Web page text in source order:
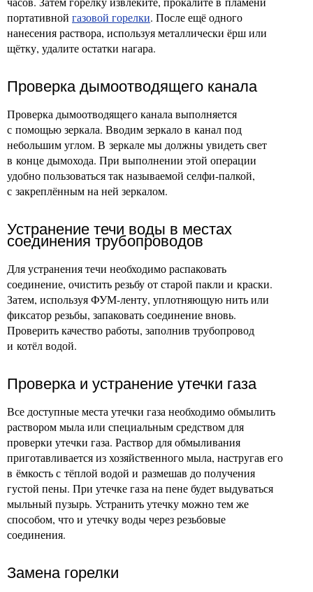
портативной газовой горелки. После ещё одного
нанесения раствора, используя металлически ёрш или
щётку, удалите остатки нагара.
Проверка дымоотводящего канала
Проверка дымоотводящего канала выполняется
с помощью зеркала. Вводим зеркало в канал под
небольшим углом. В зеркале мы должны увидеть свет
в конце дымохода. При выполнении этой операции
удобно пользоваться так называемой селфи-палкой,
с закреплённым на ней зеркалом.
Устранение течи воды в местах
соединения трубопроводов
Для устранения течи необходимо распаковать
соединение, очистить резьбу от старой пакли и краски.
Затем, используя ФУМ-ленту, уплотняющую нить или
фиксатор резьбы, запаковать соединение вновь.
Проверить качество работы, заполнив трубопровод
и котёл водой.
Проверка и устранение утечки газа
Все доступные места утечки газа необходимо обмылить
раствором мыла или специальным средством для
проверки утечки газа. Раствор для обмыливания
приготавливается из хозяйственного мыла, настругав его
в ёмкость с тёплой водой и размешав до получения
густой пены. При утечке газа на пене будет выдуваться
мыльный пузырь. Устранить утечку можно тем же
способом, что и утечку воды через резьбовые
соединения.
Замена горелки